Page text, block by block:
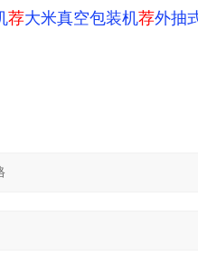
荐大米真空包装机荐外抽